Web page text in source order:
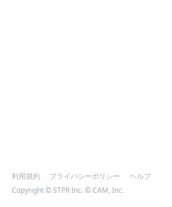
利用規約 プライバシーポリシー
ヘルプ
Copyright © STPR Inc. © CAM, Inc.